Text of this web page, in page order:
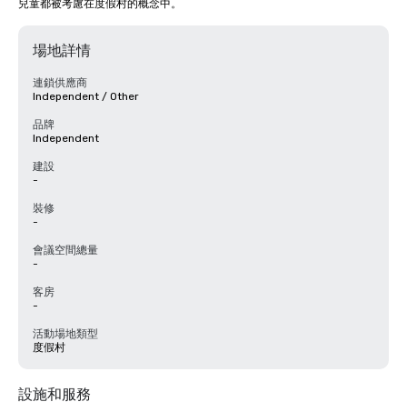
兒童都被考慮在度假村的概念中。
場地詳情
連鎖供應商
Independent / Other
品牌
Independent
建設
-
裝修
-
會議空間總量
-
客房
-
活動場地類型
度假村
設施和服務